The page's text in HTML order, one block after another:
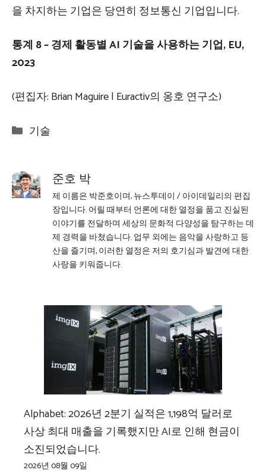
을 차지하는 기업은 당연히 정보통신 기업입니다.
통계 8 – 경제 활동별 AI 기술을 사용하는 기업, EU,
2023
(편집자: Brian Maguire | Euractiv의 옹호 연구소)
Categories
기술
준호 박
제 이름은 박준호이며, 뉴스투데이 / 아이데일리의 편집
장입니다. 어릴 때부터 언론에 대한 열정을 품고 진실된
이야기를 전달하며 세상의 문화적 다양성을 탐구하는 데
제 경력을 바쳤습니다. 업무 외에는 음악을 사랑하고 등
산을 즐기며, 이러한 열정은 저의 호기심과 발견에 대한
사랑을 키워줍니다.
Alphabet: 2026년 2분기 실적은 1,198억 달러로
사상 최대 매출을 기록했지만 AI로 인해 현금이
소진되었습니다.
2026년 08월 09일